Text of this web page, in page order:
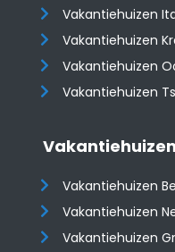
Vakantiehuizen
Vakantiehuizen
​​​​​​​Vakantiehuizen
Vakantiehuizen
Vakantiehuizen
Vakantiehuizen
Vakantiehuizen
Vakantiehuizen